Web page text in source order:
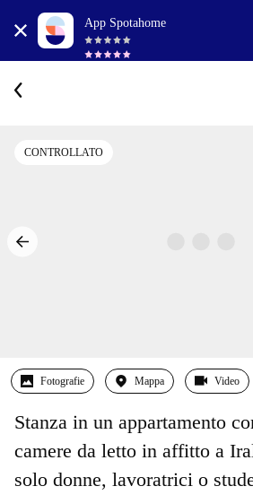
App Spotahome
CONTROLLATO
Fotografie Mappa Video
Stanza in un appartamento
camere da letto in affitto a
solo donne, lavoratrici o